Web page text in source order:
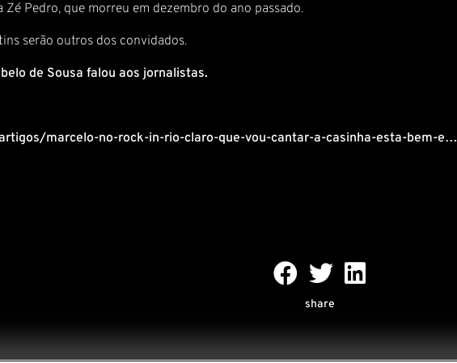
Zé Pedro, que morreu em dezembro do ano passado.
serão outros dos convidados.
de Sousa falou aos jornalistas.
marcelo-no-rock-in-rio-claro-que-vou-cantar-a-casinha-esta-bem-e…
share